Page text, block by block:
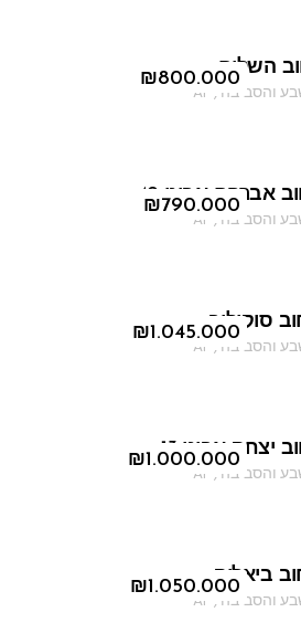
₪800.000
השלום
והסביבה ,
AF
₪790.000
אברהם אבינו 49
והסביבה ,
AF
₪1.045.000
סוקולוב
והסביבה ,
AF
₪1.000.000
יצחק אבינו 13
והסביבה ,
AF
₪1.050.000
ביאליק
והסביבה ,
AF